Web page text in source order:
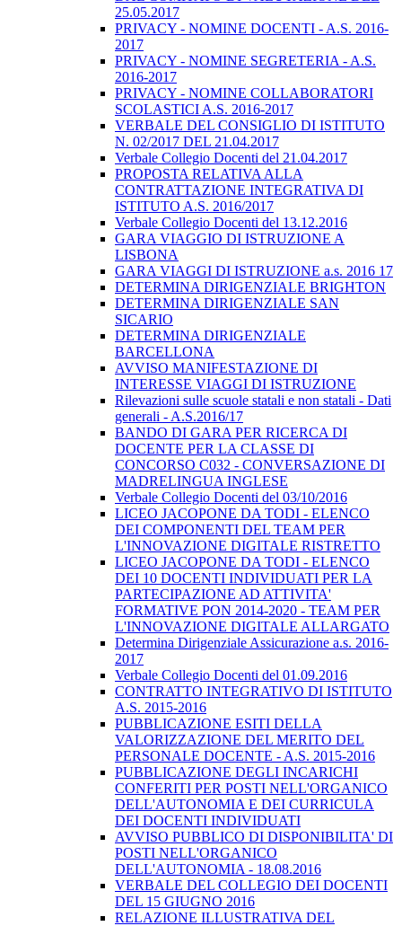
25.05.2017
PRIVACY - NOMINE DOCENTI - A.S. 2016-
2017
PRIVACY - NOMINE SEGRETERIA - A.S.
2016-2017
PRIVACY - NOMINE COLLABORATORI
SCOLASTICI A.S. 2016-2017
VERBALE DEL CONSIGLIO DI ISTITUTO
N. 02/2017 DEL 21.04.2017
Verbale Collegio Docenti del 21.04.2017
PROPOSTA RELATIVA ALLA
CONTRATTAZIONE INTEGRATIVA DI
ISTITUTO A.S. 2016/2017
Verbale Collegio Docenti del 13.12.2016
GARA VIAGGIO DI ISTRUZIONE A
LISBONA
GARA VIAGGI DI ISTRUZIONE a.s. 2016 17
DETERMINA DIRIGENZIALE BRIGHTON
DETERMINA DIRIGENZIALE SAN
SICARIO
DETERMINA DIRIGENZIALE
BARCELLONA
AVVISO MANIFESTAZIONE DI
INTERESSE VIAGGI DI ISTRUZIONE
Rilevazioni sulle scuole statali e non statali - Dati
generali - A.S.2016/17
BANDO DI GARA PER RICERCA DI
DOCENTE PER LA CLASSE DI
CONCORSO C032 - CONVERSAZIONE DI
MADRELINGUA INGLESE
Verbale Collegio Docenti del 03/10/2016
LICEO JACOPONE DA TODI - ELENCO
DEI COMPONENTI DEL TEAM PER
L'INNOVAZIONE DIGITALE RISTRETTO
LICEO JACOPONE DA TODI - ELENCO
DEI 10 DOCENTI INDIVIDUATI PER LA
PARTECIPAZIONE AD ATTIVITA'
FORMATIVE PON 2014-2020 - TEAM PER
L'INNOVAZIONE DIGITALE ALLARGATO
Determina Dirigenziale Assicurazione a.s. 2016-
2017
Verbale Collegio Docenti del 01.09.2016
CONTRATTO INTEGRATIVO DI ISTITUTO
A.S. 2015-2016
PUBBLICAZIONE ESITI DELLA
VALORIZZAZIONE DEL MERITO DEL
PERSONALE DOCENTE - A.S. 2015-2016
PUBBLICAZIONE DEGLI INCARICHI
CONFERITI PER POSTI NELL'ORGANICO
DELL'AUTONOMIA E DEI CURRICULA
DEI DOCENTI INDIVIDUATI
AVVISO PUBBLICO DI DISPONIBILITA' DI
POSTI NELL'ORGANICO
DELL'AUTONOMIA - 18.08.2016
VERBALE DEL COLLEGIO DEI DOCENTI
DEL 15 GIUGNO 2016
RELAZIONE ILLUSTRATIVA DEL